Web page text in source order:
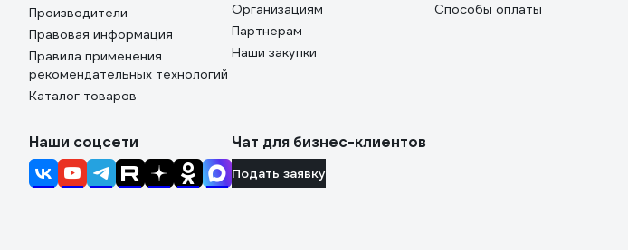
Производители
Правовая информация
Правила применения
рекомендательных технологий
Каталог товаров
Организациям
Партнерам
Наши закупки
Способы оплаты
Наши соцсети Чат для бизнес-клиентов
Подать заявку